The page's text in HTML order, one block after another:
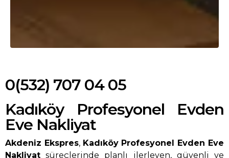
0(532) 707 04 05
Kadıköy Profesyonel Evden
Eve Nakliyat
Akdeniz Ekspres, Kadıköy Profesyonel Evden Eve
Nakliyat süreçlerinde planlı ilerleyen, güvenli ve